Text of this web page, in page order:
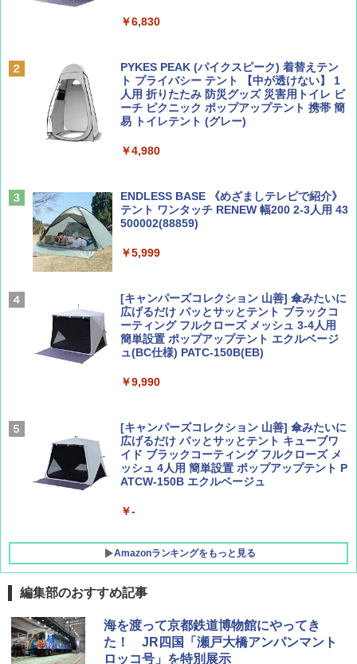
￥713
AIRLINE（エアライン）2026年9月号【特
集】ボーイング110周年を祝して！
￥1,760
￥2,695
球の歩き方A ヨーロッパ
ァキア 2026～2027 地球の歩き方A ヨーロッ
￥2,277
新しい日本地理 地図・統計・移動から読み
解く (講談社現代新書)
￥1,540
￥6,830
PYKES PEAK (パイクスピーク) 着替えテン
ト プライバシー テント 【中が透けない】 1
人用 折りたたみ 防災グッズ 災害用トイレ ビ
ーチ ピクニック ポップアップテント 携帯 簡
易 トイレテント (グレー)
￥4,980
ENDLESS BASE 《めざましテレビで紹介》
テント ワンタッチ RENEW 幅200 2-3人用 43
500002(88859)
￥5,999
[キャンパーズコレクション 山善] 傘みたいに
広げるだけ パッとサッとテント ブラックコ
ーティング フルクローズ メッシュ 3-4人用
簡単設置 ポップアップテント エクルベージ
ュ(BC仕様) PATC-150B(EB)
￥9,990
[キャンパーズコレクション 山善] 傘みたいに
広げるだけ パッとサッとテント キューブワ
イド ブラックコーティング フルクローズ メ
ッシュ 4人用 簡単設置 ポップアップテント P
ATCW-150B エクルベージュ
￥-
Amazonランキングをもっと見る
熊撃退スプレー 熊よけスプレー 熊スプレー
【日本企業販売】超強力クマ対策スプレー 30
0ml（連続噴射30秒）110ml（連続噴射15
秒）射程5～10m 安全ロック搭載 携帯収納袋
編集部のおすすめ記事
海を渡って京都鉄道博物館にやってき
た！ JR四国「瀬戸大橋アンパンマント
ロッコ号」を特別展示